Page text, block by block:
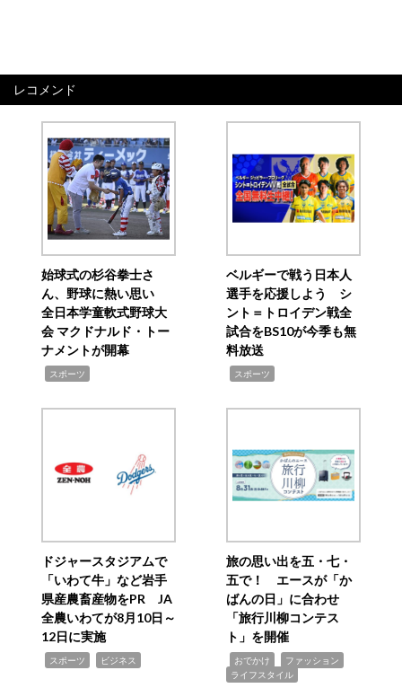
レコメンド
始球式の杉谷拳士さ
ん、野球に熱い思い
全日本学童軟式野球大
会 マクドナルド・トー
ナメントが開幕
スポーツ
ベルギーで戦う日本人
選手を応援しよう シ
ント＝トロイデン戦全
試合をBS10が今季も無
料放送
スポーツ
ドジャースタジアムで
「いわて牛」など岩手
県産農畜産物をPR JA
全農いわてが8月10日～
12日に実施
スポーツ ビジネス
旅の思い出を五・七・
五で！ エースが「か
ばんの日」に合わせ
「旅行川柳コンテス
ト」を開催
おでかけ ファッション
ライフスタイル